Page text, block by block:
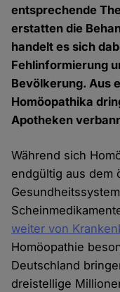
entsprechende
erstatten die
handelt es sich
Fehlinformierung
Bevölkerung. Aus
Homöopathika
Apotheken
Während sich
endgültig aus dem
weiter von
Homöopathie
Deutschland
dreistellige